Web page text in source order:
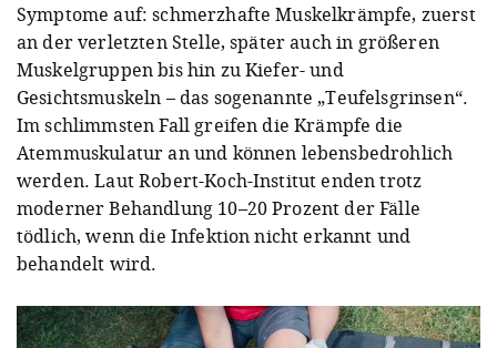
Symptome auf: schmerzhafte Muskelkrämpfe, zuerst
an der verletzten Stelle, später auch in größeren
Muskelgruppen bis hin zu Kiefer- und
Gesichtsmuskeln – das sogenannte „Teufelsgrinsen“.
Im schlimmsten Fall greifen die Krämpfe die
Atemmuskulatur an und können lebensbedrohlich
werden. Laut Robert-Koch-Institut enden trotz
moderner Behandlung 10–20 Prozent der Fälle
tödlich, wenn die Infektion nicht erkannt und
behandelt wird.